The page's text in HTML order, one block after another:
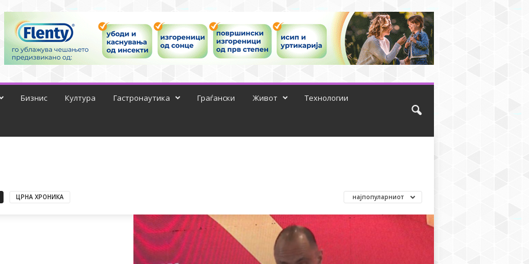
Бизнис Култура Гастронаутика Граѓански Живот Технологии
ЦРНА ХРОНИКА најпопуларниот